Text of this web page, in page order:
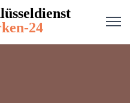
24